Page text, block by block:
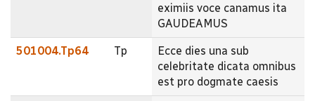
eximiis voce canamus ita
GAUDEAMUS
501004.Tp64 Tp
Ecce dies una sub
celebritate dicata omnibus
est pro dogmate caesis